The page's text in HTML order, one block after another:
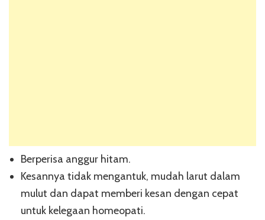
Berperisa anggur hitam.
Kesannya tidak mengantuk, mudah larut dalam
mulut dan dapat memberi kesan dengan cepat
untuk kelegaan homeopati.